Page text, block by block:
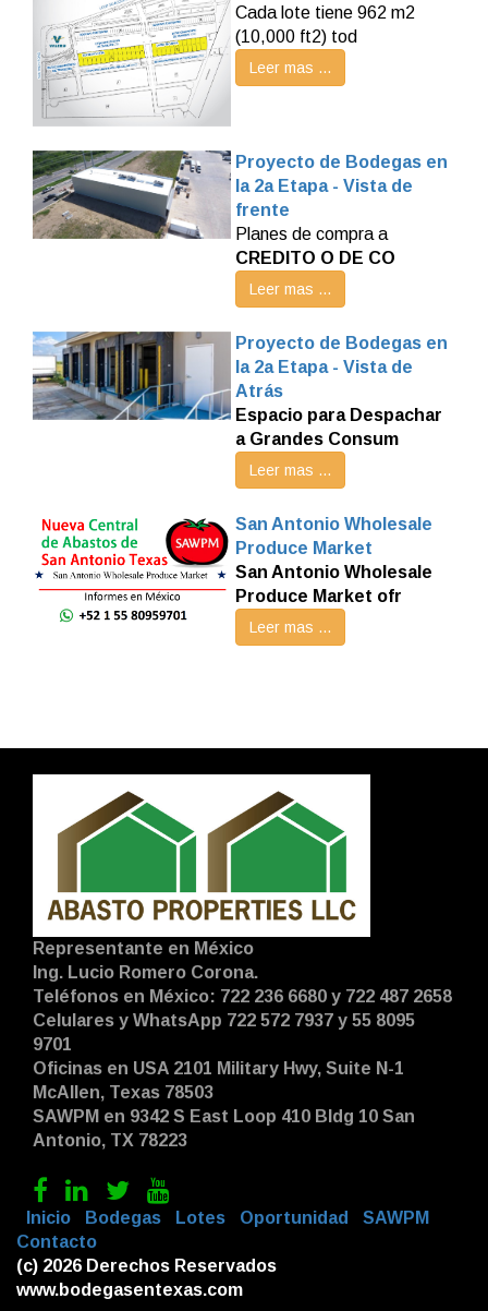
Cada lote tiene 962 m2
(10,000 ft2) tod
Leer mas ...
Proyecto de Bodegas en
la 2a Etapa - Vista de
frente
Planes de compra a
CREDITO O DE CO
Leer mas ...
Proyecto de Bodegas en
la 2a Etapa - Vista de
Atrás
Espacio para Despachar
a Grandes Consum
Leer mas ...
San Antonio Wholesale
Produce Market
San Antonio Wholesale
Produce Market ofr
Leer mas ...
Representante en México
Ing. Lucio Romero Corona.
Teléfonos en México: 722 236 6680 y 722 487 2658
Celulares y WhatsApp 722 572 7937 y 55 8095
9701
Oficinas en USA 2101 Military Hwy, Suite N-1
McAllen, Texas 78503
SAWPM en 9342 S East Loop 410 Bldg 10 San
Antonio, TX 78223
Inicio Bodegas Lotes Oportunidad SAWPM
Contacto
(c) 2026 Derechos Reservados
www.bodegasentexas.com